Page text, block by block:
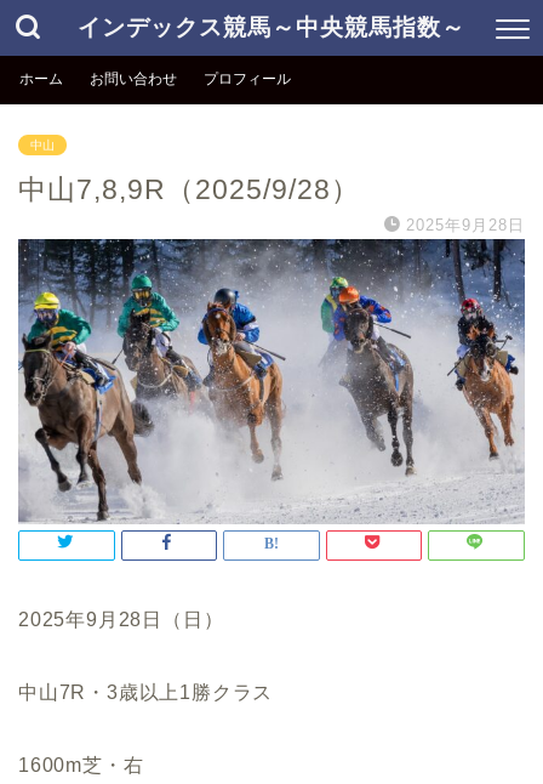
インデックス競馬～中央競馬指数～
ホーム お問い合わせ プロフィール
中山
中山7,8,9R（2025/9/28）
2025年9月28日
2025年9月28日（日）
中山7R・3歳以上1勝クラス
1600m芝・右